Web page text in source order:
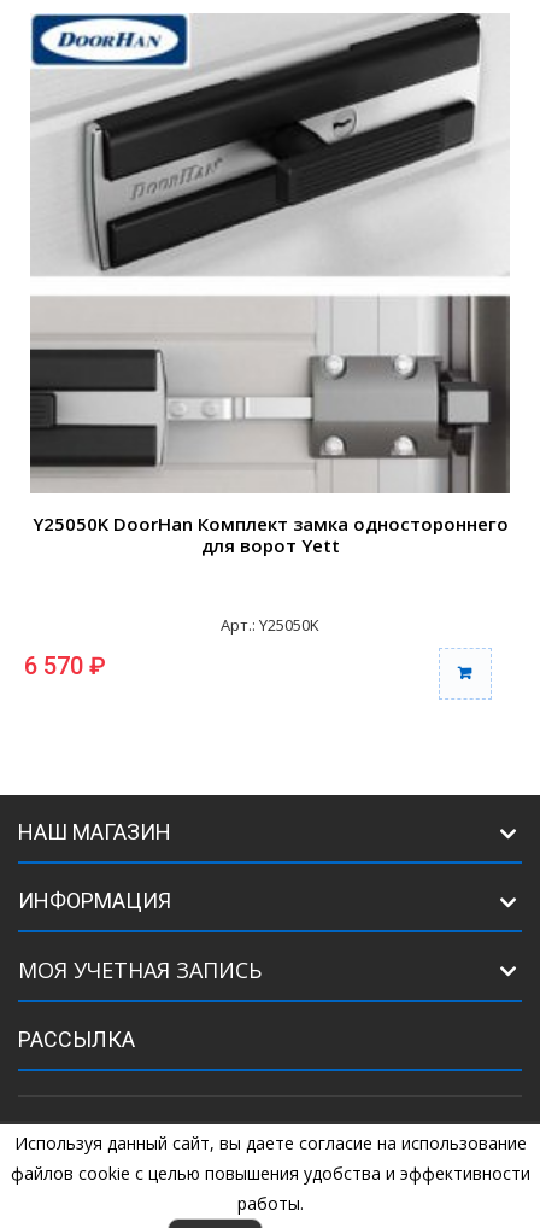
Используя данный сайт, вы даете согласие на использование
файлов cookie с целью повышения удобства и эффективности
работы.
Y25050K DoorHan Комплект замка одностороннего
для ворот Yett
Арт.: Y25050K
6 570 ₽
НАШ МАГАЗИН
ИНФОРМАЦИЯ
МОЯ УЧЕТНАЯ ЗАПИСЬ
РАССЫЛКА
©2005Комплектующие для ворот. +7 (925) 507-07-34, +7 (925) 507-
04-44